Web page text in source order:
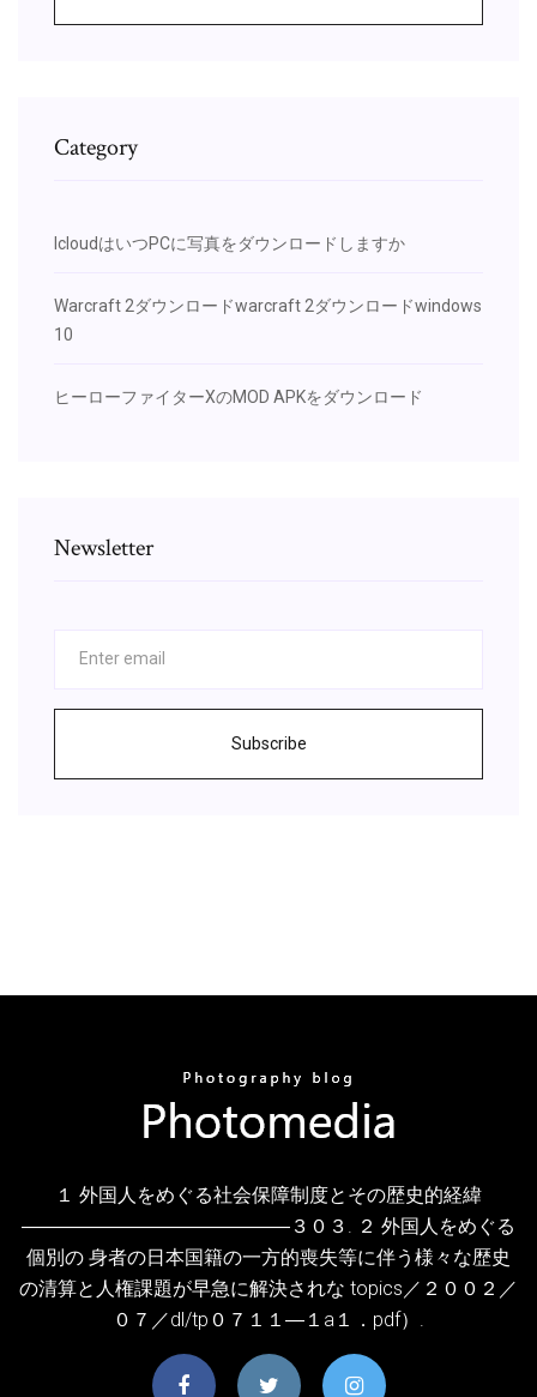
Category
IcloudはいつPCに写真をダウンロードしますか
Warcraft 2ダウンロードwarcraft 2ダウンロードwindows
10
ヒーローファイターXのMOD APKをダウンロード
Newsletter
Subscribe
１ 外国人をめぐる社会保障制度とその歴史的経緯
――――――――――――――３０３. ２ 外国人をめぐる
個別の 身者の日本国籍の一方的喪失等に伴う様々な歴史
の清算と人権課題が早急に解決されな topics／２００２／
０７／dl/tp０７１１―１a１．pdf）.